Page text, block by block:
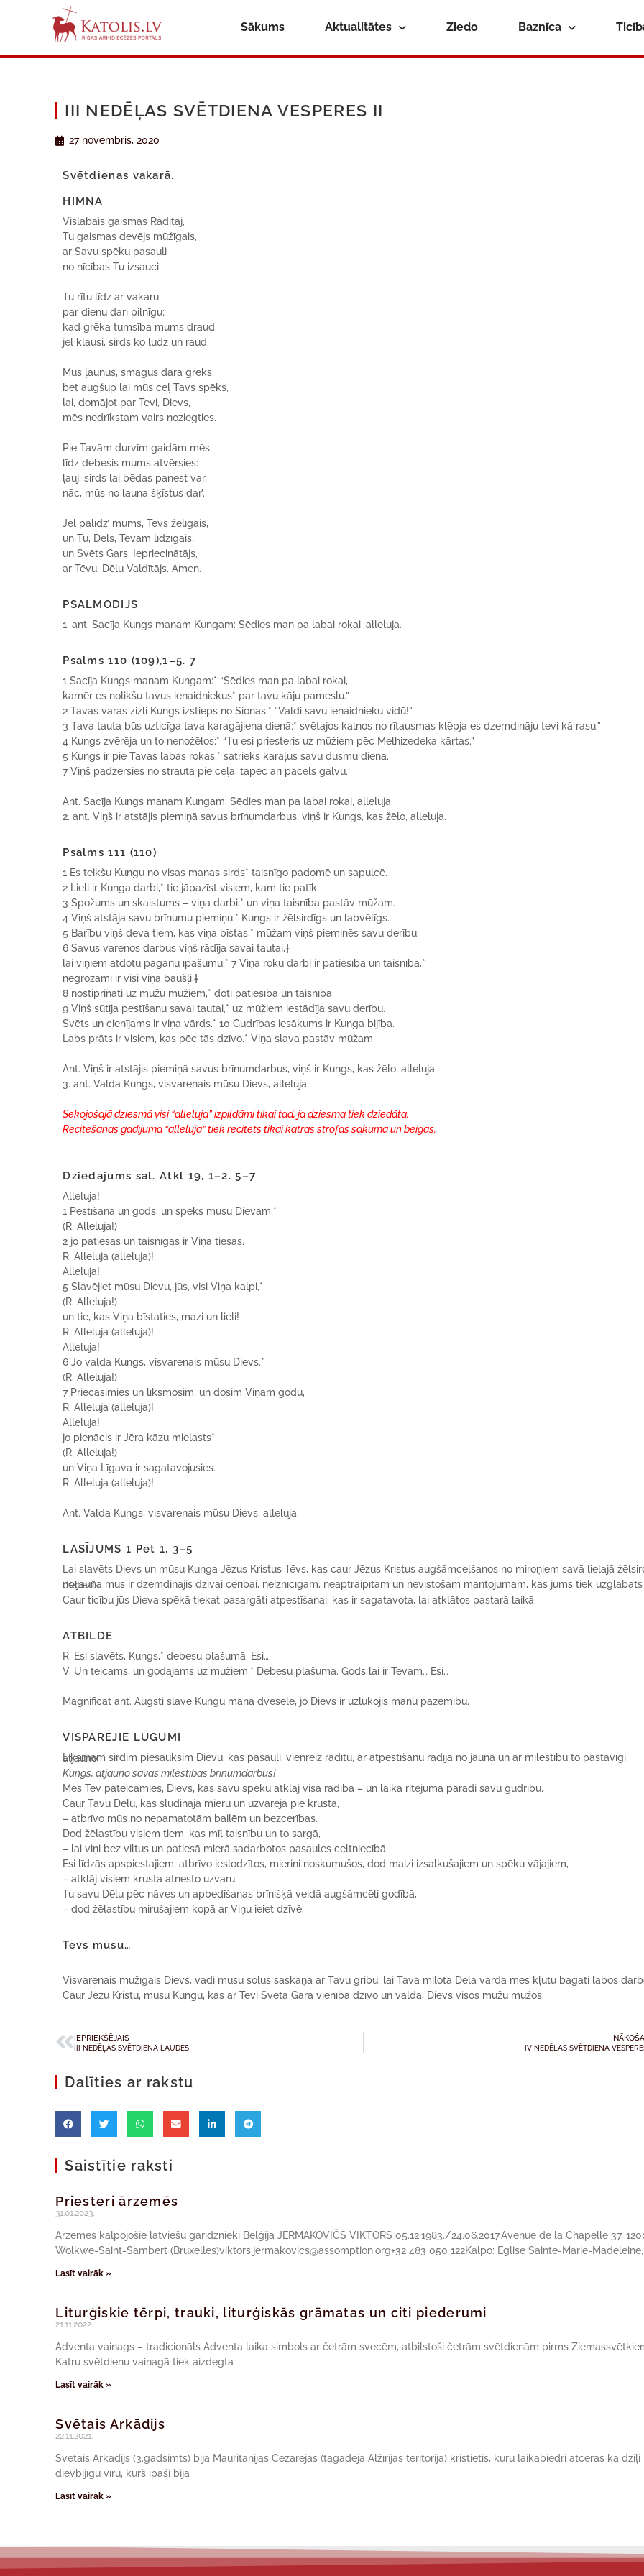
Sākums Aktualitātes Ziedo Baznīca
III NEDĒĻAS SVĒTDIENA VESPERES II
27 novembris, 2020
Svētdienas vakarā.
HIMNA
Vislabais gaismas Radītāj,
Tu gaismas devējs mūžīgais,
ar Savu spēku pasauli
no nīcības Tu izsauci.
Tu rītu līdz ar vakaru
par dienu dari pilnīgu;
kad grēka tumsība mums draud,
jel klausi, sirds ko lūdz un raud.
Mūs ļaunus, smagus dara grēks,
bet augšup lai mūs ceļ Tavs spēks,
lai, domājot par Tevi, Dievs,
mēs nedrīkstam vairs noziegties.
Pie Tavām durvīm gaidām mēs,
līdz debesis mums atvērsies:
ļauj, sirds lai bēdas panest var,
nāc, mūs no ļauna šķīstus dar’.
Jel palīdz’ mums, Tēvs žēlīgais,
un Tu, Dēls, Tēvam līdzīgais,
un Svēts Gars, Iepriecinātājs,
ar Tēvu, Dēlu Valdītājs. Amen.
PSALMODIJS
1. ant. Sacīja Kungs manam Kungam: Sēdies man pa labai rokai, alleluja.
Psalms 110 (109),1–5. 7
1 Sacīja Kungs manam Kungam:* “Sēdies man pa labai rokai,
kamēr es nolikšu tavus ienaidniekus* par tavu kāju pameslu.”
2 Tavas varas zizli Kungs izstieps no Sionas:* “Valdi savu ienaidnieku vidū!”
3 Tava tauta būs uzticīga tava karagājiena dienā;* svētajos kalnos no rītausmas klēpja es dzemdināju tevi kā rasu.”
4 Kungs zvērēja un to nenožēlos:* “Tu esi priesteris uz mūžiem pēc Melhizedeka kārtas.”
5 Kungs ir pie Tavas labās rokas,* satrieks karaļus savu dusmu dienā.
7 Viņš padzersies no strauta pie ceļa, tāpēc arī pacels galvu.
Ant. Sacīja Kungs manam Kungam: Sēdies man pa labai rokai, alleluja.
2. ant. Viņš ir atstājis piemiņā savus brīnumdarbus, viņš ir Kungs, kas žēlo, alleluja.
Psalms 111 (110)
1 Es teikšu Kungu no visas manas sirds* taisnīgo padomē un sapulcē.
2 Lieli ir Kunga darbi,* tie jāpazīst visiem, kam tie patīk.
3 Spožums un skaistums – viņa darbi,* un viņa taisnība pastāv mūžam.
4 Viņš atstāja savu brīnumu piemiņu.* Kungs ir žēlsirdīgs un labvēlīgs.
5 Barību viņš deva tiem, kas viņa bīstas,* mūžam viņš pieminēs savu derību.
6 Savus varenos darbus viņš rādīja savai tautai,†
lai viņiem atdotu pagānu īpašumu.* 7 Viņa roku darbi ir patiesība un taisnība,*
negrozāmi ir visi viņa baušļi,†
8 nostiprināti uz mūžu mūžiem,* doti patiesībā un taisnībā.
9 Viņš sūtīja pestīšanu savai tautai,* uz mūžiem iestādīja savu derību.
Svēts un cienījams ir viņa vārds.* 10 Gudrības iesākums ir Kunga bijība.
Labs prāts ir visiem, kas pēc tās dzīvo.* Viņa slava pastāv mūžam.
Ant. Viņš ir atstājis piemiņā savus brīnumdarbus, viņš ir Kungs, kas žēlo, alleluja.
3. ant. Valda Kungs, visvarenais mūsu Dievs, alleluja.
Sekojošajā dziesmā visi “alleluja” izpildāmi tikai tad, ja dziesma tiek dziedāta.
Recitēšanas gadījumā “alleluja” tiek recitēts tikai katras strofas sākumā un beigās.
Dziedājums sal. Atkl 19, 1–2. 5–7
Alleluja!
1 Pestīšana un gods, un spēks mūsu Dievam,*
(R. Alleluja!)
2 jo patiesas un taisnīgas ir Viņa tiesas.
R. Alleluja (alleluja)!
Alleluja!
5 Slavējiet mūsu Dievu, jūs, visi Viņa kalpi,*
(R. Alleluja!)
un tie, kas Viņa bīstaties, mazi un lieli!
R. Alleluja (alleluja)!
Alleluja!
6 Jo valda Kungs, visvarenais mūsu Dievs.*
(R. Alleluja!)
7 Priecāsimies un līksmosim, un dosim Viņam godu,
R. Alleluja (alleluja)!
Alleluja!
jo pienācis ir Jēra kāzu mielasts*
(R. Alleluja!)
un Viņa Līgava ir sagatavojusies.
R. Alleluja (alleluja)!
Ant. Valda Kungs, visvarenais mūsu Dievs, alleluja.
LASĪJUMS 1 Pēt 1, 3–5
Lai slavēts Dievs un mūsu Kunga Jēzus Kristus Tēvs, kas caur Jēzus Kristus augšāmcelšanos no miroņiem savā lielajā
no jauna mūs ir dzemdinājis dzīvai cerībai, neiznīcīgam, neaptraipītam un nevīstošam mantojumam, kas jums tiek uzglabāts debesīs.
Caur ticību jūs Dieva spēkā tiekat pasargāti atpestīšanai, kas ir sagatavota, lai atklātos pastarā laikā.
ATBILDE
R. Esi slavēts, Kungs,* debesu plašumā. Esi…
V. Un teicams, un godājams uz mūžiem.* Debesu plašumā. Gods lai ir Tēvam… Esi…
Magnificat ant. Augsti slavē Kungu mana dvēsele, jo Dievs ir uzlūkojis manu pazemību.
VISPĀRĒJIE LŪGUMI
Līksmām sirdīm piesauksim Dievu, kas pasauli, vienreiz radītu, ar atpestīšanu radīja no jauna un ar mīlestību to pastāvīgi atjauno:
Kungs, atjauno savas mīlestības brīnumdarbus!
Mēs Tev pateicamies, Dievs, kas savu spēku atklāj visā radībā – un laika ritējumā parādi savu gudrību.
Caur Tavu Dēlu, kas sludināja mieru un uzvarēja pie krusta,
– atbrīvo mūs no nepamatotām bailēm un bezcerības.
Dod žēlastību visiem tiem, kas mīl taisnību un to sargā,
– lai viņi bez viltus un patiesā mierā sadarbotos pasaules celtniecībā.
Esi līdzās apspiestajiem, atbrīvo ieslodzītos, mierini noskumušos, dod maizi izsalkušajiem un spēku vājajiem,
– atklāj visiem krusta atnesto uzvaru.
Tu savu Dēlu pēc nāves un apbedīšanas brīnišķā veidā augšāmcēli godībā,
– dod žēlastību mirušajiem kopā ar Viņu ieiet dzīvē.
Tēvs mūsu…
Visvarenais mūžīgais Dievs, vadi mūsu soļus saskaņā ar Tavu gribu, lai Tava mīļotā Dēla vārdā mēs kļūtu bagāti labos
Caur Jēzu Kristu, mūsu Kungu, kas ar Tevi Svētā Gara vienībā dzīvo un valda, Dievs visos mūžu mūžos.
IEPRIEKŠĒJAIS
III NEDĒĻAS SVĒTDIENA LAUDES IV NEDĒĻAS SVĒTDIENA
Dalīties ar rakstu
Saistītie raksti
Priesteri ārzemēs
31.01.2023.
Ārzemēs kalpojošie latviešu garīdznieki Beļģija JERMAKOVIČS VIKTORS 05.12.1983./24.06.2017.Avenue de la Chapelle 37,
Wolkwe-Saint-Sambert (Bruxelles)viktors.jermakovics@assomption.org+32 483 050 122Kalpo: Eglise Sainte-Marie-Madeleine,
Lasīt vairāk »
Liturģiskie tērpi, trauki, liturģiskās grāmatas un citi piederumi
21.11.2022.
Adventa vainags – tradicionāls Adventa laika simbols ar četrām svecēm, atbilstoši četrām svētdienām pirms
Katru svētdienu vainagā tiek aizdegta
Lasīt vairāk »
Svētais Arkādijs
22.11.2021.
Svētais Arkādijs (3.gadsimts) bija Mauritānijas Cēzarejas (tagadējā Alžīrijas teritorija) kristietis, kuru laikabiedri atceras kā dziļi
dievbijīgu vīru, kurš īpaši bija
Lasīt vairāk »